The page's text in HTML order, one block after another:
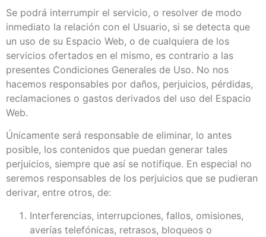
Se podrá interrumpir el servicio, o resolver de modo
inmediato la relación con el Usuario, si se detecta que
un uso de su Espacio Web, o de cualquiera de los
servicios ofertados en el mismo, es contrario a las
presentes Condiciones Generales de Uso. No nos
hacemos responsables por daños, perjuicios, pérdidas,
reclamaciones o gastos derivados del uso del Espacio
Web.
Únicamente será responsable de eliminar, lo antes
posible, los contenidos que puedan generar tales
perjuicios, siempre que así se notifique. En especial no
seremos responsables de los perjuicios que se pudieran
derivar, entre otros, de:
Interferencias, interrupciones, fallos, omisiones,
averías telefónicas, retrasos, bloqueos o